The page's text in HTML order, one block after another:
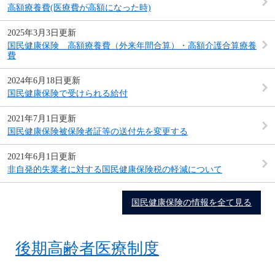
高額療養費(医療費が高額になった時)
2025年3月3日更新
国民健康保険 高額療養費（外来年間合算）・高額介護合算療養
費
2024年6月18日更新
国民健康保険で受けられる給付
2021年7月1日更新
国民健康保険被保険者証等の送付先を変更する
2021年6月1日更新
非自発的失業者に対する国民健康保険税の軽減について
国民健康保険の情報を全て見る
後期高齢者医療制度